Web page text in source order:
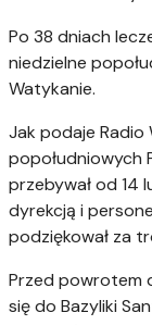
Po 38 dniach
niedzielne
Watykanie.
Jak podaje Radio
popołudniowych
przebywał od 14
dyrekcją i
podziękował za
Przed powrotem
się do Bazyliki